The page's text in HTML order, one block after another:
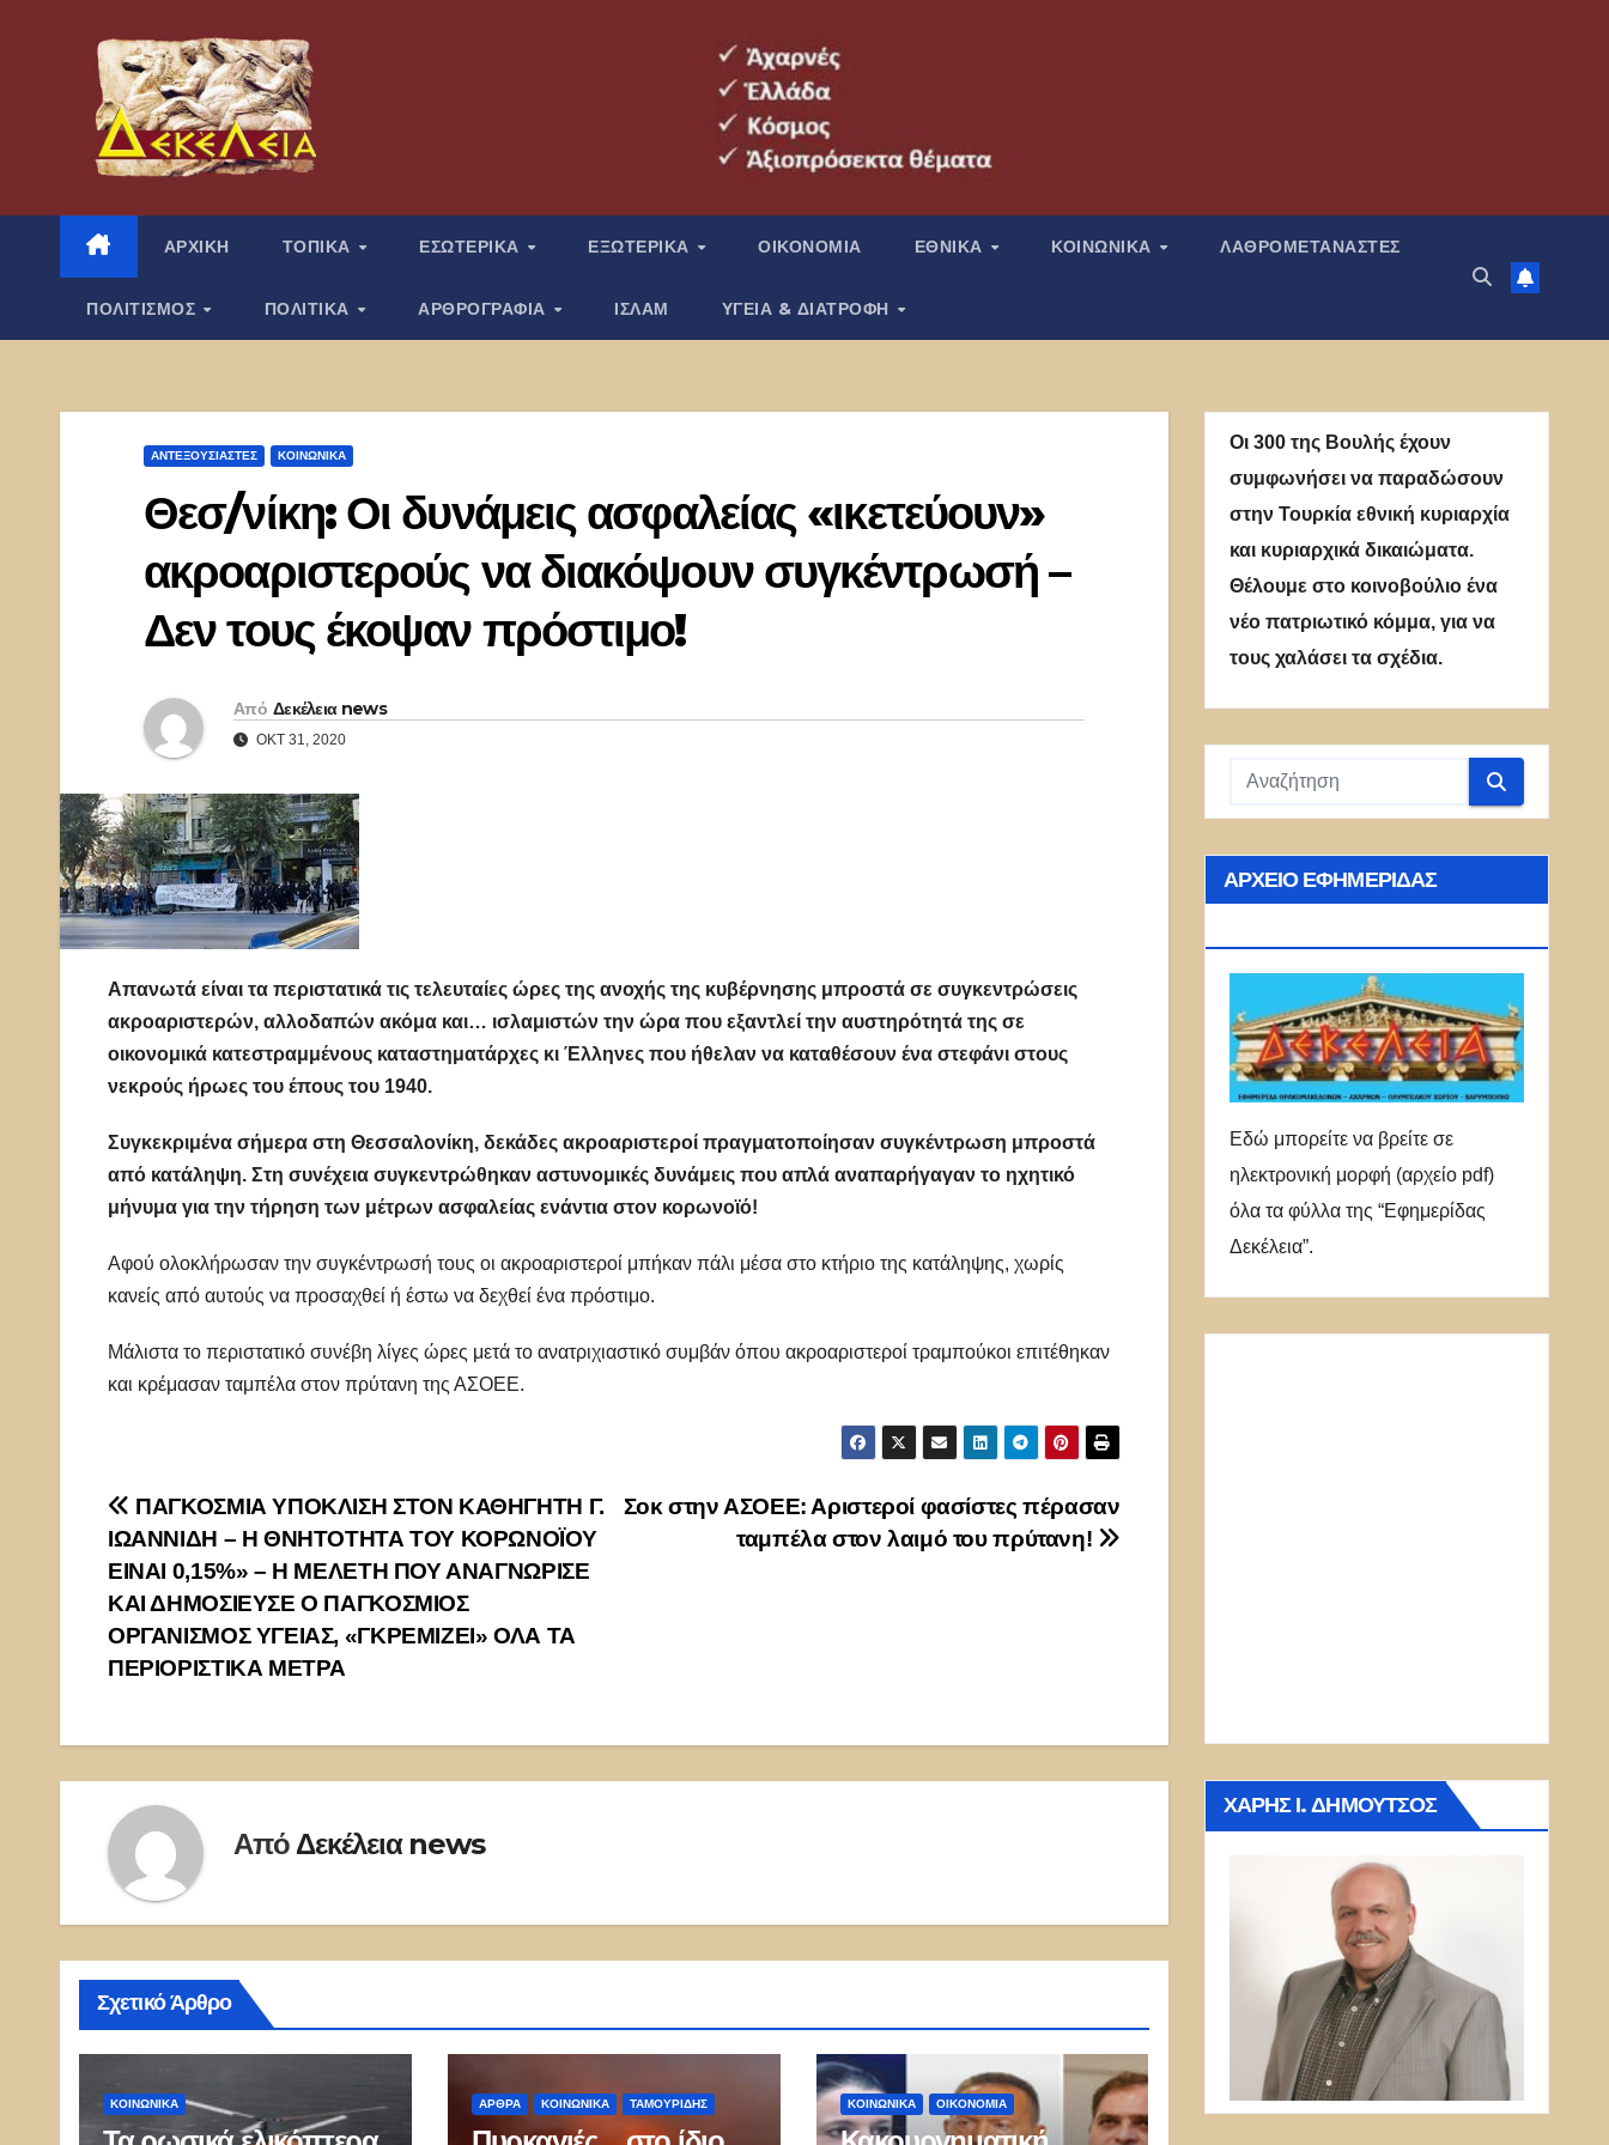
περιεχόμενο
ΑΡΧΙΚΗ ΤΟΠΙΚΑ ΕΣΩΤΕΡΙΚΑ ΕΞΩΤΕΡΙΚΑ ΟΙΚΟΝΟΜΙΑ ΕΘΝΙΚΑ ΚΟΙΝΩΝΙΚΑ ΛΑΘΡΟΜΕΤΑΝΑΣΤΕΣ
ΠΟΛΙΤΙΣΜΟΣ ΠΟΛΙΤΙΚΑ ΑΡΘΡΟΓΡΑΦΙΑ ΙΣΛΑΜ ΥΓΕΙΑ & ΔΙΑΤΡΟΦΗ
ΑΝΤΕΞΟΥΣΙΑΣΤΈΣ ΚΟΙΝΩΝΙΚΑ
Θεσ/νίκη: Οι δυνάμεις ασφαλείας «ικετεύουν»
ακροαριστερούς να διακόψουν συγκέντρωσή –
Δεν τους έκοψαν πρόστιμο!
Από Δεκέλεια news
ΟΚΤ 31, 2020
Απανωτά είναι τα περιστατικά τις τελευταίες ώρες της ανοχής της κυβέρνησης μπροστά σε συγκεντρώσεις
ακροαριστερών, αλλοδαπών ακόμα και… ισλαμιστών την ώρα που εξαντλεί την αυστηρότητά της σε
οικονομικά κατεστραμμένους καταστηματάρχες κι Έλληνες που ήθελαν να καταθέσουν ένα στεφάνι στους
νεκρούς ήρωες του έπους του 1940.
Συγκεκριμένα σήμερα στη Θεσσαλονίκη, δεκάδες ακροαριστεροί πραγματοποίησαν συγκέντρωση μπροστά
από κατάληψη. Στη συνέχεια συγκεντρώθηκαν αστυνομικές δυνάμεις που απλά αναπαρήγαγαν το ηχητικό
μήνυμα για την τήρηση των μέτρων ασφαλείας ενάντια στον κορωνοϊό!
Αφού ολοκλήρωσαν την συγκέντρωσή τους οι ακροαριστεροί μπήκαν πάλι μέσα στο κτήριο της κατάληψης, χωρίς
κανείς από αυτούς να προσαχθεί ή έστω να δεχθεί ένα πρόστιμο.
Μάλιστα το περιστατικό συνέβη λίγες ώρες μετά το ανατριχιαστικό συμβάν όπου ακροαριστεροί τραμπούκοι επιτέθηκαν
και κρέμασαν ταμπέλα στον πρύτανη της ΑΣΟΕΕ.
Πλοήγηση
άρθρων
Σοκ στην ΑΣΟΕΕ: Αριστεροί φασίστες πέρασαν
ταμπέλα στον λαιμό του πρύτανη!
ΠΑΓΚΟΣΜΙΑ ΥΠΟΚΛΙΣΗ ΣΤΟΝ ΚΑΘΗΓΗΤΗ Γ.
ΙΩΑΝΝΙΔΗ – Η ΘΝΗΤΟΤΗΤΑ ΤΟΥ ΚΟΡΩΝΟΪΟΥ
ΕΙΝΑΙ 0,15%» – Η ΜΕΛΕΤΗ ΠΟΥ ΑΝΑΓΝΩΡΙΣΕ
ΚΑΙ ΔΗΜΟΣΙΕΥΣΕ Ο ΠΑΓΚΟΣΜΙΟΣ
ΟΡΓΑΝΙΣΜΟΣ ΥΓΕΙΑΣ, «ΓΚΡΕΜΙΖΕΙ» ΟΛΑ ΤΑ
ΠΕΡΙΟΡΙΣΤΙΚΑ ΜΕΤΡΑ
Από Δεκέλεια news
Σχετικό Άρθρο
ΚΟΙΝΩΝΙΚΑ ΑΡΘΡΑ ΚΟΙΝΩΝΙΚΑ ΤΑΜΟΥΡΊΔΗΣ ΚΟΙΝΩΝΙΚΑ ΟΙΚΟΝΟΜΙΑ
Οι 300 της Βουλής έχουν
συμφωνήσει να παραδώσουν
στην Τουρκία εθνική κυριαρχία
και κυριαρχικά δικαιώματα.
Θέλουμε στο κοινοβούλιο ένα
νέο πατριωτικό κόμμα, για να
τους χαλάσει τα σχέδια.
ΑΡΧΕΊΟ ΕΦΗΜΕΡΊΔΑΣ
Εδώ μπορείτε να βρείτε σε
ηλεκτρονική μορφή (αρχείο pdf)
όλα τα φύλλα της “Εφημερίδας
Δεκέλεια”.
ΧΆΡΗΣ Ι. ΔΗΜΟΎΤΣΟΣ